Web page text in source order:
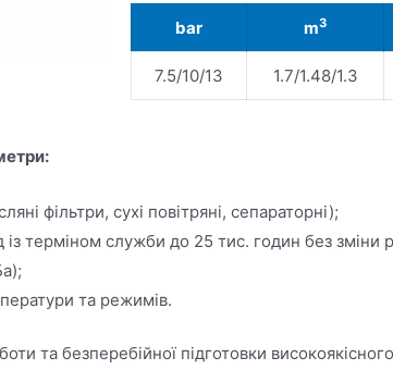
bar m3
7.5/10/13 1.7/1.48/1.3
фільтри, сухі повітряні, сепараторні);
терміном служби до 25 тис. годин без зміни
та режимів.
та безперебійної підготовки